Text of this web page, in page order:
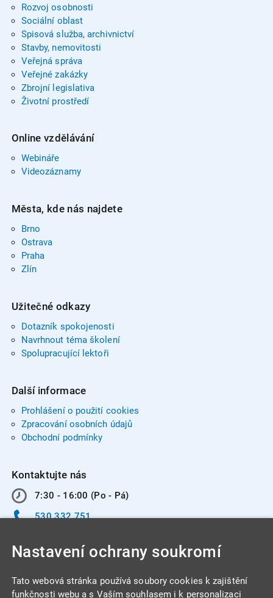
Rozvoj osobnosti
Sociální oblast
Spisová služba, archivnictví
Stavby, nemovitosti
Veřejná správa
Veřejné zakázky
Zbrojní legislativa
Životní prostředí
Online vzdělávání
Webináře
Videozáznamy
Města, kde nás najdete
Brno
Ostrava
Praha
Zlín
Užitečné odkazy
Dotazník spokojenosti
Navrhnout téma školení
Spolupracující lektoři
Další informace
Prohlášení o použití cookies
Zpracování osobních údajů
Obchodní podmínky
Kontaktujte nás
7:30 - 16:00 (Po - Pá)
530 332 751
Nastavení ochrany soukromí
Tato webová stránka používá soubory cookies k zajištění
funkčnosti webu a s Vaším souhlasem i k personalizaci